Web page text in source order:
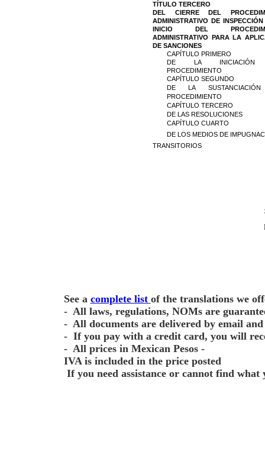
TÍTULO TERCERO
DEL CIERRE DEL
ADMINISTRATIVO DE
INICIO DEL
ADMINISTRATIVO PARA LA
DE SANCIONES
CAPÍTULO PRIMERO
DE LA INICIACIÓN
PROCEDIMIENTO
CAPÍTULO SEGUNDO
DE LA
PROCEDIMIENTO
CAPÍTULO TERCERO
DE LAS RESOLUCIONES
CAPÍTULO CUARTO
DE LOS MEDIOS DE
TRANSITORIOS
See a complete list of the translations we
- All laws, regulations, NOMs are
- All documents are delivered by email
- If you pay with a credit card, you will
- All prices in Mexican Pesos -
IVA is included in the price posted
If you need assistance or cannot find what